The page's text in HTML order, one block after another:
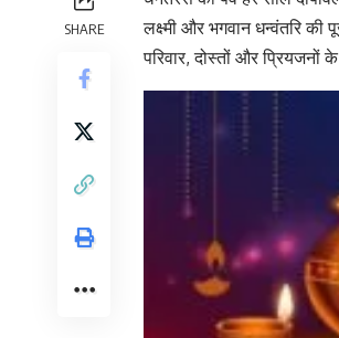
SHARE
लक्ष्मी और भगवान धन्वंतरि
परिवार, दोस्तों और